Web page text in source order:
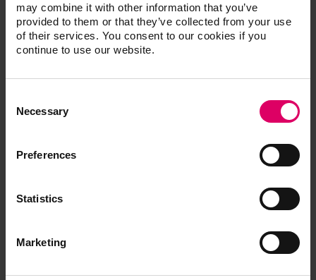
may combine it with other information that you’ve
provided to them or that they’ve collected from your use
of their services. You consent to our cookies if you
continue to use our website.
Selection
Necessary
Preferences
Statistics
Marketing
VITAVM®13 VITA SYSTEM 3D-
MASTER®
VITAVM®13 BUILD UP KIT VITA SYSTEM 3D-
Coffret pour la stratification BUILD UP
VITAVM®13 ONE COLOR KIT 2M2 POWDER
BV13OCK2M2V3
VITAVM®13 ONE COLOR KIT 3M2 POWDER